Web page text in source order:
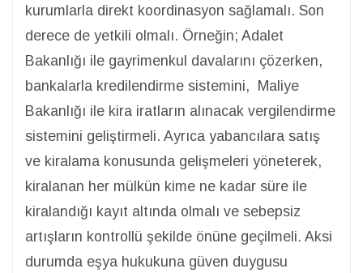
kurumlarla direkt koordinasyon sağlamalı. Son
derece de yetkili olmalı. Örneğin; Adalet
Bakanlığı ile gayrimenkul davalarını çözerken,
bankalarla kredilendirme sistemini, Maliye
Bakanlığı ile kira iratların alınacak vergilendirme
sistemini geliştirmeli. Ayrıca yabancılara satış
ve kiralama konusunda gelişmeleri yöneterek,
kiralanan her mülkün kime ne kadar süre ile
kiralandığı kayıt altında olmalı ve sebepsiz
artışların kontrollü şekilde önüne geçilmeli. Aksi
durumda eşya hukukuna güven duygusu